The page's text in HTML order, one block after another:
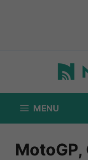
contenuto
MENU
MotoGP,